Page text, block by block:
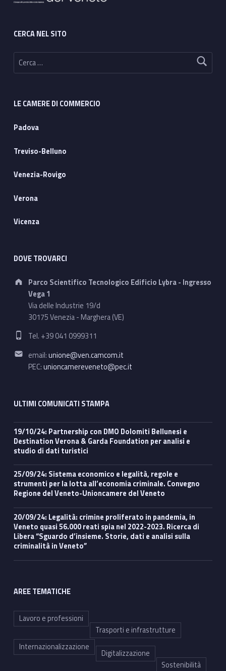
CERCA NEL SITO
Ricerca per:
LE CAMERE DI COMMERCIO
Padova
Treviso-Belluno
Venezia-Rovigo
Verona
Vicenza
DOVE TROVARCI
Address:
Parco Scientifico Tecnologico Edificio Lybra - Ingresso
Vega 1
Via delle Industrie 19/d
30175 Venezia - Marghera (VE)
Phone number:
Tel. +39 041 0999311
Email address:
email:unione@ven.camcom.it
PEC:unioncamereveneto@pec.it
ULTIMI COMUNICATI STAMPA
19/10/24: Partnership con DMO Dolomiti Bellunesi e
Destination Verona & Garda Foundation per analisi e
studio di dati turistici
25/09/24: Sistema economico e legalità, regole e
strumenti per la lotta all’economia criminale. Convegno
Regione del Veneto-Unioncamere del Veneto
20/09/24: Legalità: crimine proliferato in pandemia, in
Veneto quasi 56.000 reati spia nel 2022-2023. Ricerca di
Libera “Sguardo d’insieme. Storie, dati e analisi sulla
criminalità in Veneto”
AREE TEMATICHE
Lavoro e professioni
Trasporti e infrastrutture
Internazionalizzazione
Digitalizzazione
Sostenibilità